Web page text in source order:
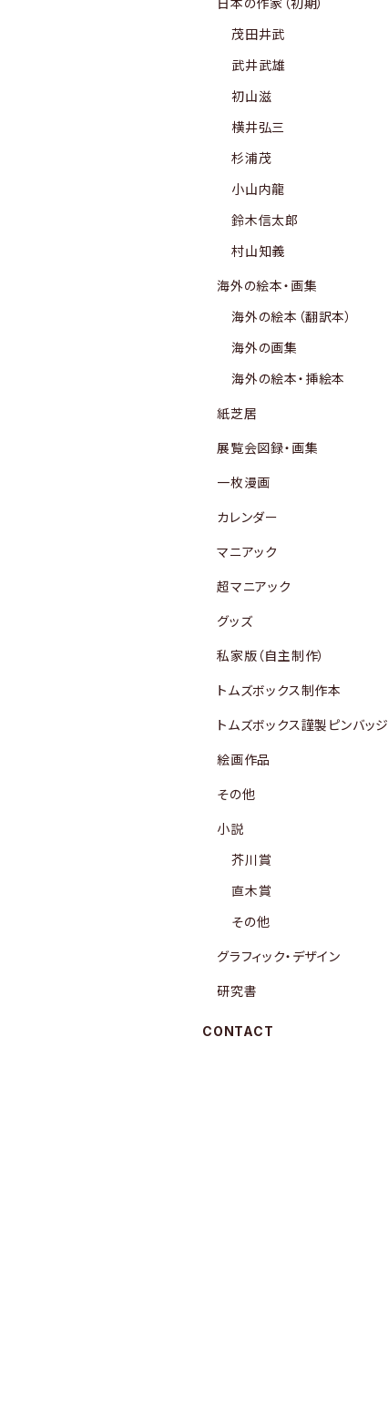
日本の作家（初期）
茂田井武
武井武雄
初山滋
横井弘三
杉浦茂
小山内龍
鈴木信太郎
村山知義
海外の絵本・画集
海外の絵本（翻訳本）
海外の画集
海外の絵本・挿絵本
紙芝居
展覧会図録・画集
一枚漫画
カレンダー
マニアック
超マニアック
グッズ
私家版（自主制作）
トムズボックス制作本
トムズボックス謹製ピンバッジ
絵画作品
その他
小説
芥川賞
直木賞
その他
グラフィック・デザイン
研究書
CONTACT